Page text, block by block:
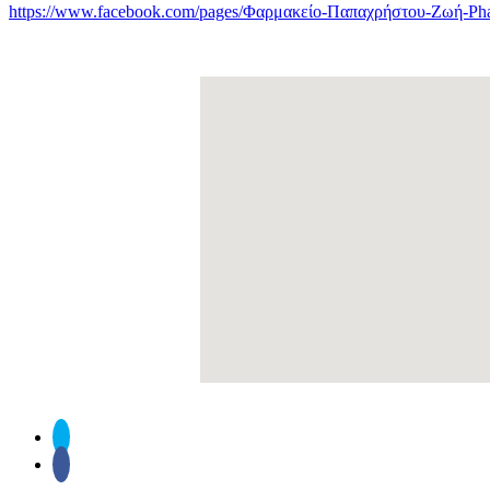
https://www.facebook.com/pages/Φαρμακείο-Παπαχρήστου-Ζωή-